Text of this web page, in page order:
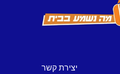
יצירת קשר